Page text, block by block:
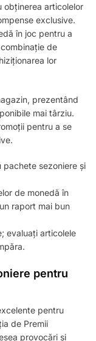
obținerea articolelor
exclusive.
în joc pentru a
de
lor
prezentând
mai târziu.
pentru a se
sezoniere și
de monedă în
raport mai bun
evaluați articolele
pentru
pentru
de Premii
provocări și